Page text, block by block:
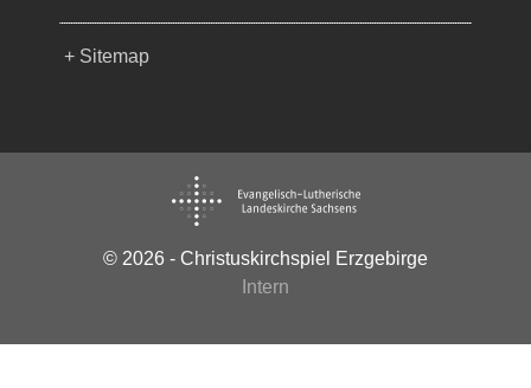
+ Sitemap
© 2026 - Christuskirchspiel Erzgebirge
Intern